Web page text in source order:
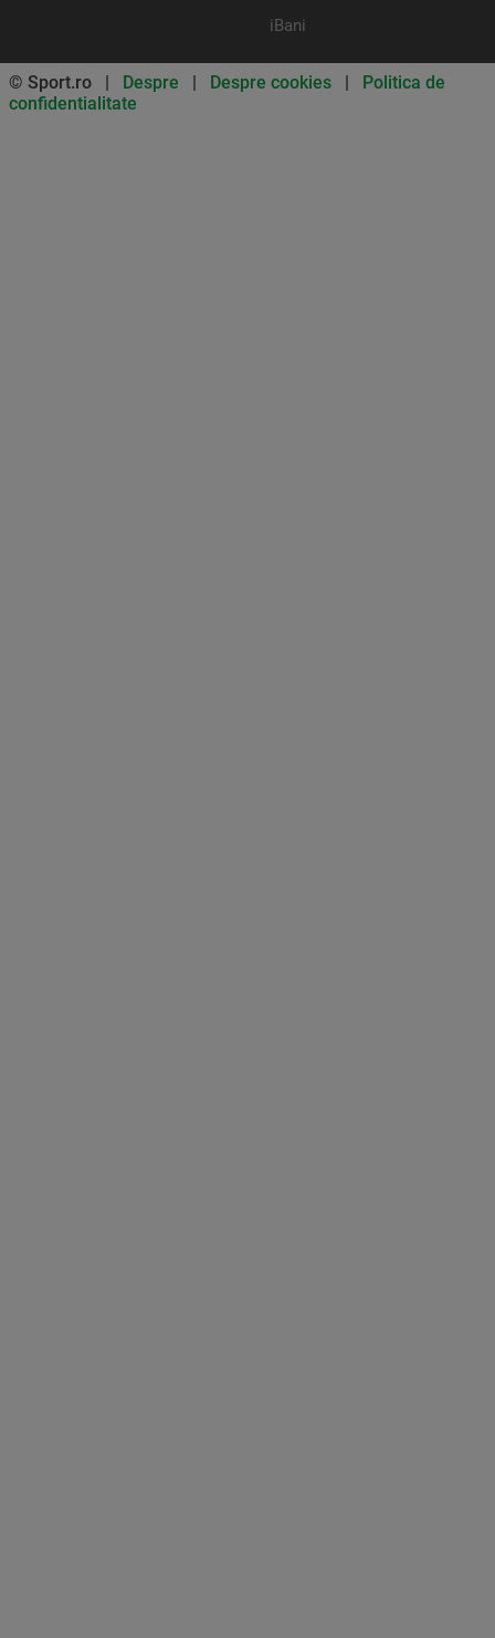
iBani
© Sport.ro | Despre | Despre cookies | Politica de
confidentialitate